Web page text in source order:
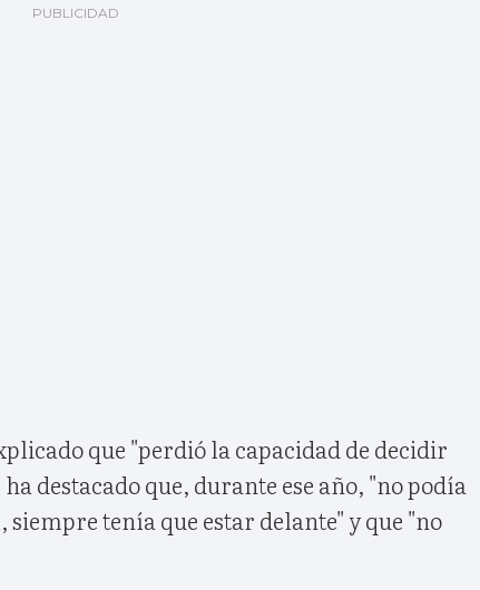
que "perdió la capacidad de decidir
destacado que, durante ese año, "no podía
siempre tenía que estar delante" y que "no